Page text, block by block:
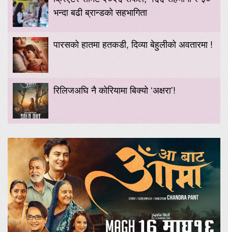
भन्दा बढी ब्रान्डको सहभागिता
पारसको हातमा हतकडी, दिव्या बेहुलीको अवतारमा !
रिलिजअघि नै कोरियामा बिक्यो ‘अक्षरा’!